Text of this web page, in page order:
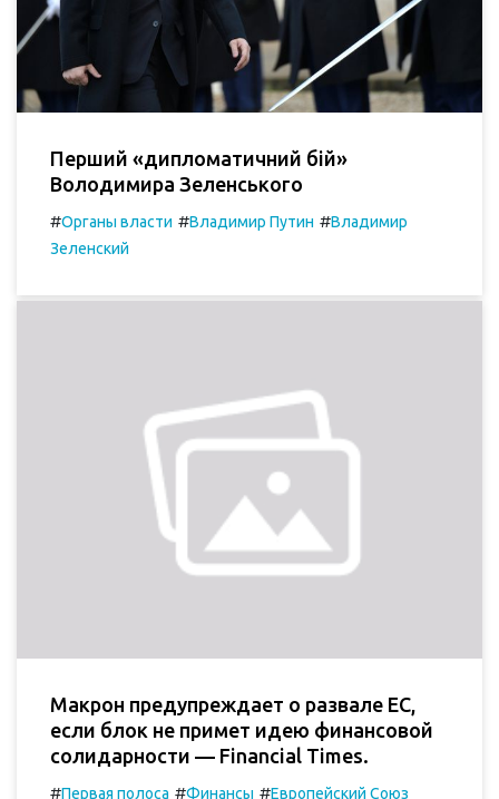
Перший «дипломатичний бій»
Володимира Зеленського
#Органы власти #Владимир Путин #Владимир
Зеленский
Макрон предупреждает о развале ЕС,
если блок не примет идею финансовой
солидарности — Financial Times.
#Первая полоса #Финансы #Европейский Союз